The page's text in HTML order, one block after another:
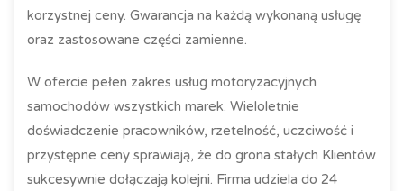
korzystnej ceny. Gwarancja na każdą wykonaną usługę
oraz zastosowane części zamienne.
W ofercie pełen zakres usług motoryzacyjnych
samochodów wszystkich marek. Wieloletnie
doświadczenie pracowników, rzetelność, uczciwość i
przystępne ceny sprawiają, że do grona stałych Klientów
sukcesywnie dołączają kolejni. Firma udziela do 24